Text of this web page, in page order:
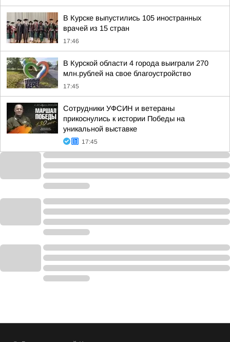
В Курске выпустились 105 иностранных
врачей из 15 стран
17:46
В Курской области 4 города выиграли 270
млн.рублей на свое благоустройство
17:45
Сотрудники УФСИН и ветераны
прикоснулись к истории Победы на
уникальной выставке
17:45